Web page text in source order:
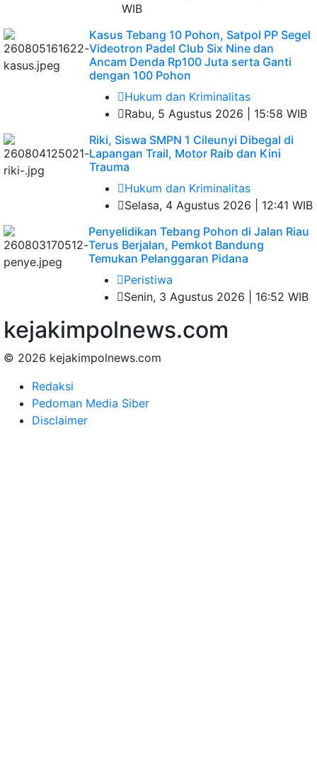
WIB
Kasus Tebang 10 Pohon, Satpol PP Segel
Videotron Padel Club Six Nine dan
Ancam Denda Rp100 Juta serta Ganti
dengan 100 Pohon
Hukum dan Kriminalitas
Rabu, 5 Agustus 2026 | 15:58 WIB
Riki, Siswa SMPN 1 Cileunyi Dibegal di
Lapangan Trail, Motor Raib dan Kini
Trauma
Hukum dan Kriminalitas
Selasa, 4 Agustus 2026 | 12:41 WIB
Penyelidikan Tebang Pohon di Jalan Riau
Terus Berjalan, Pemkot Bandung
Temukan Pelanggaran Pidana
Peristiwa
Senin, 3 Agustus 2026 | 16:52 WIB
kejakimpolnews.com
© 2026 kejakimpolnews.com
Redaksi
Pedoman Media Siber
Disclaimer